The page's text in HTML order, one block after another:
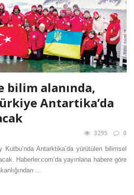
bilim alanında,
Antartika’da
3295 0
Antarktika’da yürütülen bilimsel
Haberler.com’da yayınlana habere göre
...